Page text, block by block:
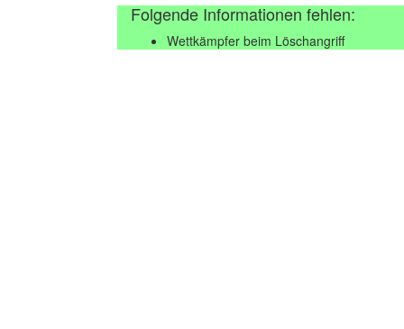
Folgende Informationen fehlen:
Wettkämpfer beim Löschangriff